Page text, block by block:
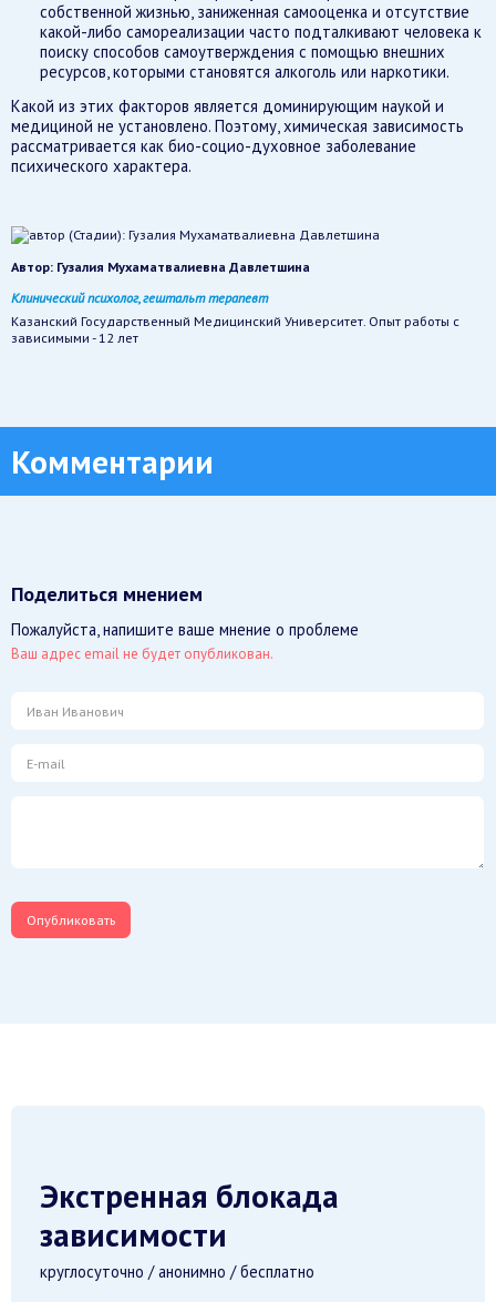
собственной жизнью, заниженная самооценка и отсутствие
какой-либо самореализации часто подталкивают человека к
поиску способов самоутверждения с помощью внешних
ресурсов, которыми становятся алкоголь или наркотики.
Какой из этих факторов является доминирующим наукой и
медициной не установлено. Поэтому, химическая зависимость
рассматривается как био-социо-духовное заболевание
психического характера.
Автор: Гузалия Мухаматвалиевна Давлетшина
Клинический психолог, гештальт терапевт
Казанский Государственный Медицинский Университет. Опыт работы с
зависимыми - 12 лет
Комментарии
Поделиться мнением
Пожалуйста, напишите ваше мнение о проблеме
Ваш адрес email не будет опубликован.
Экстренная блокада
зависимости
круглосуточно / анонимно / бесплатно